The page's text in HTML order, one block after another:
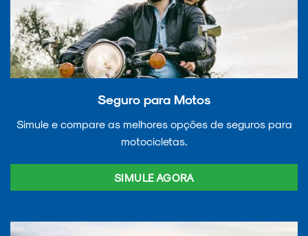
Seguro para Motos
Simule e compare as melhores opções de seguros para
motocicletas.
SIMULE AGORA